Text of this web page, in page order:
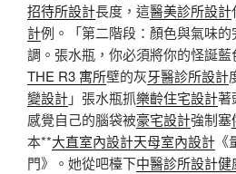
招待所設計長度，這醫美診所設計
計例。「第二階段：顏色與氣味的
調。張水瓶，你必須將你的怪誕
THE R3 寓所壁的灰牙醫診所設計
變設計」張水瓶抓樂齡住宅設計著
感覺自己的腦袋被豪宅設計強制塞
本**大直室內設計天母室內設計
門》。她從吧檯下中醫診所設計健